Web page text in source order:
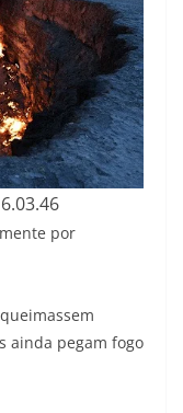
por
ainda pegam fogo